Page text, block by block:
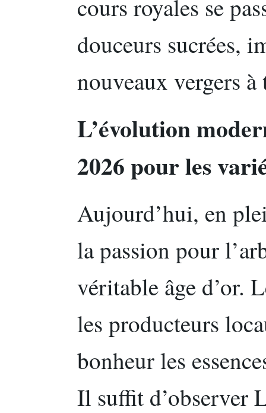
cours royales se
douceurs sucrées,
nouveaux vergers
L’évolution
2026 pour les
Aujourd’hui, en
la passion pour
véritable âge d’or.
les producteurs
bonheur les
Il suffit d’observer